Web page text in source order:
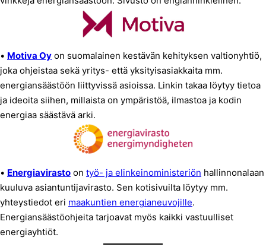
• Motiva Oy on suomalainen kestävän kehityksen valtionyhtiö,
joka ohjeistaa sekä yritys- että yksityisasiakkaita mm.
energiansäästöön liittyvissä asioissa. Linkin takaa löytyy tietoa
ja ideoita siihen, millaista on ympäristöä, ilmastoa ja kodin
energiaa säästävä arki.
• Energiavirasto on työ- ja elinkeinoministeriön hallinnonalaan
kuuluva asiantuntijavirasto. Sen kotisivuilta löytyy mm.
yhteystiedot eri maakuntien energianeuvojille.
Energiansäästöohjeita tarjoavat myös kaikki vastuulliset
energiayhtiöt.